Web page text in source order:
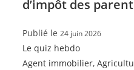
d’impôt des
Publié le24 juin 2026
Le quiz hebdo
Agent immobilier,